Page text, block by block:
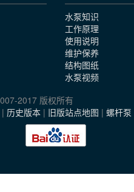
水泵知识
工作原理
使用说明
维护保养
结构图纸
水泵视频
2017 版权所有
| 历史版本 | 旧版站点地图 | 螺杆泵